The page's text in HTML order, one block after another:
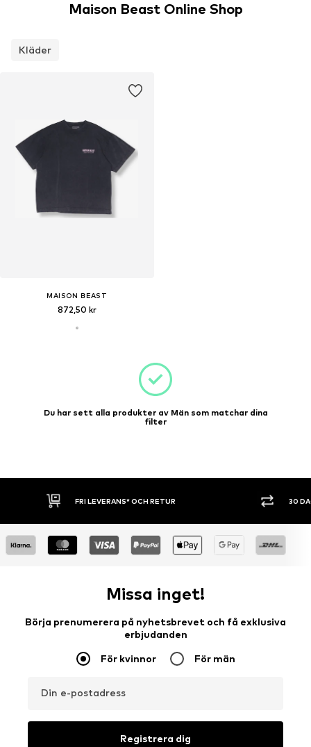
Maison Beast Online Shop
Kläder
MAISON BEAST
872,50 kr
Du har sett alla produkter av Män som matchar dina
filter
FRI LEVERANS* OCH RETUR 30
Missa inget!
Börja prenumerera på nyhetsbrevet och få exklusiva
erbjudanden
För kvinnor För män
Din e-postadress
Registrera dig